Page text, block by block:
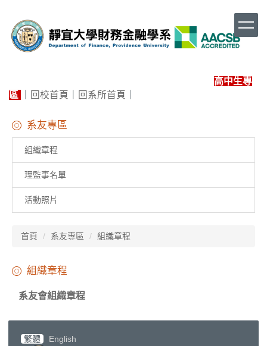
主
要
高中生專
區
回校首頁 回系所首頁
系友專區
組織章程
理監事名單
活動照片
首頁 系友專區 組織章程
組織章程
系友會組織章程
繁體 English